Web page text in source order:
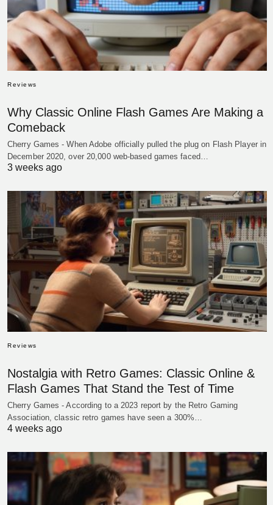
Reviews
Why Classic Online Flash Games Are Making a
Comeback
Cherry Games - When Adobe officially pulled the plug on Flash Player in
December 2020, over 20,000 web-based games faced…
3 weeks ago
Reviews
Nostalgia with Retro Games: Classic Online &
Flash Games That Stand the Test of Time
Cherry Games - According to a 2023 report by the Retro Gaming
Association, classic retro games have seen a 300%…
4 weeks ago